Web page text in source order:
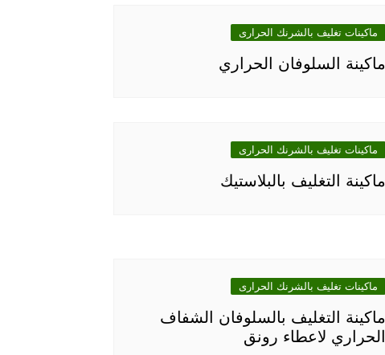
ماكينات تغليف بالشرنك الحرارى
ماكينة السلوفان الحراري
ماكينات تغليف بالشرنك الحرارى
ماكينة التغليف بالبلاستيك
ماكينات تغليف بالشرنك الحرارى
ماكينة التغليف بالسلوفان الشفاف
الحراري لاعطاء رونق